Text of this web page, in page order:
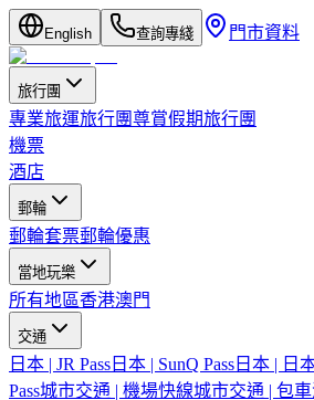
English 查詢專綫 門市資料
旅行團
專業旅運旅行團尊賞假期旅行團
機票
酒店
郵輪
郵輪套票郵輪優惠
當地玩樂
所有地區香港澳門
交通
日本 | JR Pass 日本 | SunQ Pass 日本 | 日
Pass城市交通 | 機場快線城市交通 | 包車